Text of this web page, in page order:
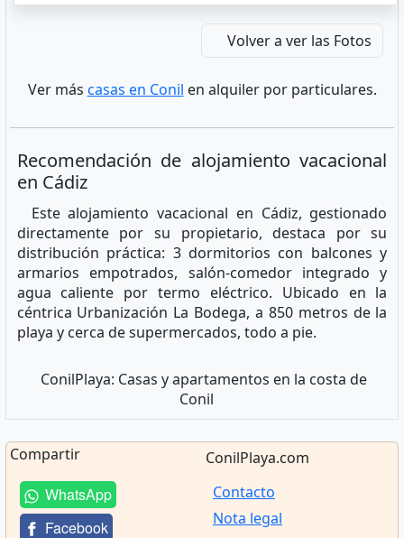
Volver a ver las Fotos
Ver más casas en Conil en alquiler por particulares.
Recomendación de alojamiento vacacional
en Cádiz
Este alojamiento vacacional en Cádiz, gestionado
directamente por su propietario, destaca por su
distribución práctica: 3 dormitorios con balcones y
armarios empotrados, salón-comedor integrado y
agua caliente por termo eléctrico. Ubicado en la
céntrica Urbanización La Bodega, a 850 metros de la
playa y cerca de supermercados, todo a pie.
ConilPlaya: Casas y apartamentos en la costa de
Conil
Compartir
WhatsApp
Facebook
ConilPlaya.com
Contacto
Nota legal